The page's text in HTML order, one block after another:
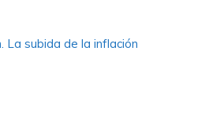
La subida de la inflación